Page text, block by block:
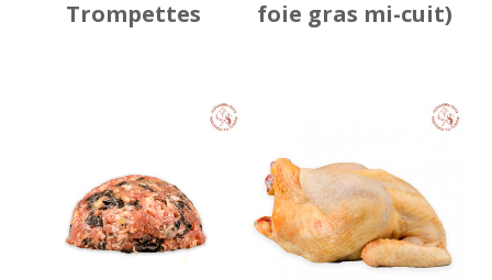
Trompettes foie gras mi-cuit)